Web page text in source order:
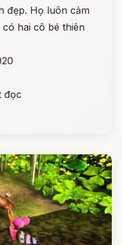
đẹp. Họ luôn cảm
hai cô bé thiên
đọc